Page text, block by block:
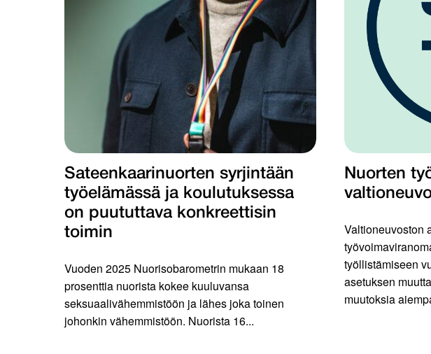
Sateenkaarinuorten syrjintään
työelämässä ja koulutuksessa
on puututtava konkreettisin
toimin
Vuoden 2025 Nuorisobarometrin mukaan 18
prosenttia nuorista kokee kuuluvansa
seksuaalivähemmistöön ja lähes joka toinen
johonkin vähemmistöön. Nuorista 16...
Nuorten
Valtioneuvoston
työllistämiseen
asetuksen
muutoksia